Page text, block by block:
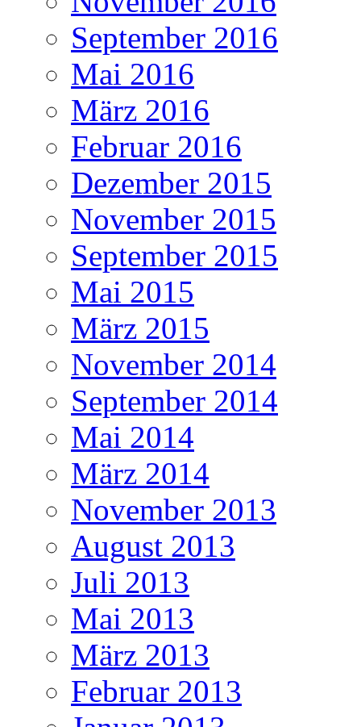
September 2016
Mai 2016
März 2016
Februar 2016
Dezember 2015
November 2015
September 2015
Mai 2015
März 2015
November 2014
September 2014
Mai 2014
März 2014
November 2013
August 2013
Juli 2013
Mai 2013
März 2013
Februar 2013